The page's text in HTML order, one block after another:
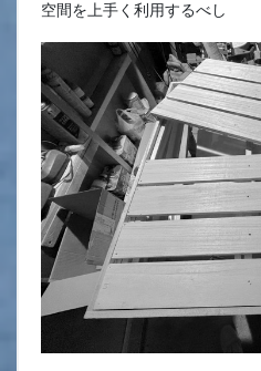
空間を上手く利用するべし